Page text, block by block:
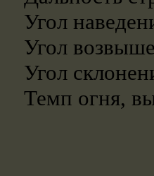
Угол
Угол
Угол
Темп огня,